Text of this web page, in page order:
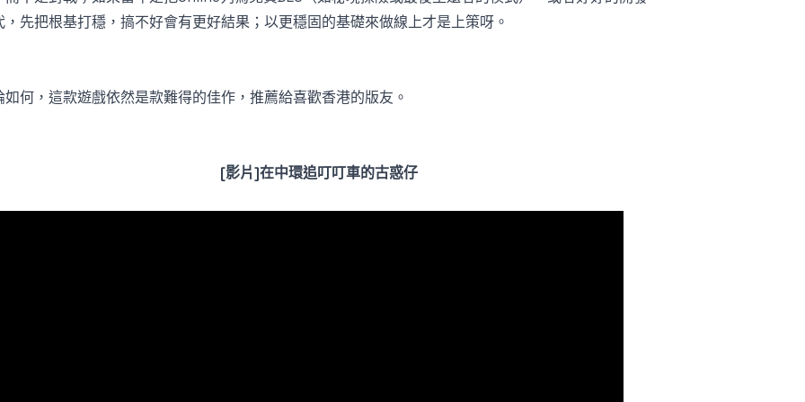
，先把根基打穩，搞不好會有更好結果；以更穩固的基礎來做線上才是上策呀。
如何，這款遊戲依然是款難得的佳作，推薦給喜歡香港的版友。
[影片]在中環追叮叮車的古惑仔